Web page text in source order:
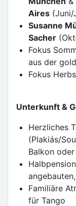
Aires (Juni/
Susanne
Sacher
Fokus
aus der
Fokus
Unterkunft &
Herzliches
(Plakiás/
Balkon
Familiäre
für Tango